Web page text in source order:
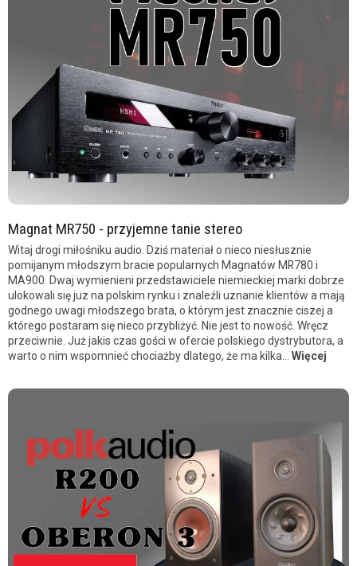
Magnat MR750 - przyjemne tanie stereo
Witaj drogi miłośniku audio. Dziś materiał o nieco niesłusznie
pomijanym młodszym bracie popularnych Magnatów MR780 i
MA900. Dwaj wymienieni przedstawiciele niemieckiej marki dobrze
ulokowali się juz na polskim rynku i znaleźli uznanie klientów a mają
godnego uwagi młodszego brata, o którym jest znacznie ciszej a
którego postaram się nieco przybliżyć. Nie jest to nowość. Wręcz
przeciwnie. Już jakis czas gości w ofercie polskiego dystrybutora, a
warto o nim wspomnieć chociażby dlatego, że ma kilka... Więcej